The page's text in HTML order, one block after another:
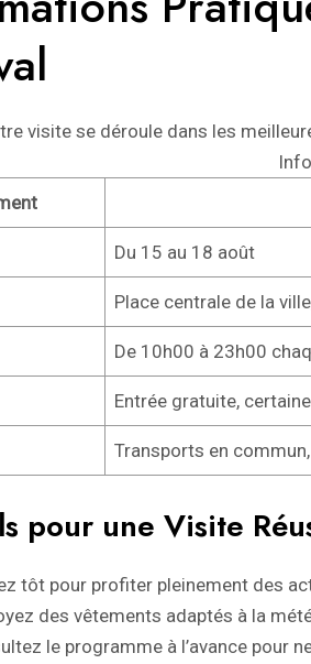
visite se déroule dans les
Du 15 au 18 août
Place centrale de la
De 10h00 à 23h00
Entrée gratuite,
Transports en
pour une Visite
tôt pour profiter pleinement des
des vêtements adaptés à la
le programme à l’avance pour